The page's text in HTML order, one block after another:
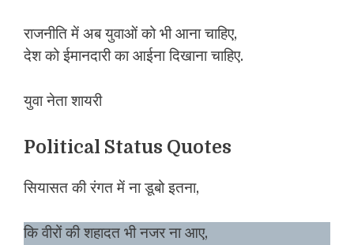
राजनीति में अब युवाओं को भी आना चाहिए,
देश को ईमानदारी का आईना दिखाना चाहिए.
युवा नेता शायरी
Political Status Quotes
सियासत की रंगत में ना डूबो इतना,
कि वीरों की शहादत भी नजर ना आए,